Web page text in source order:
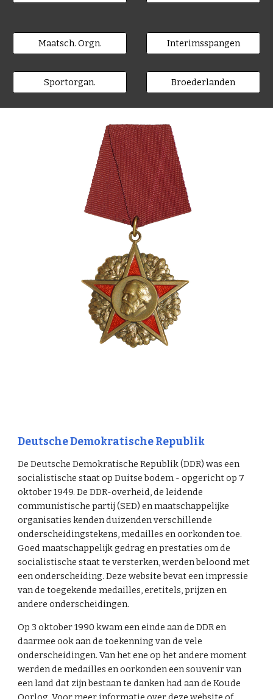
Maatsch. Orgn.
Sportorgan.
Interimsspangen
Broederlanden
Deutsche Demokratische Republik
De Deutsche Demokratische Republik (DDR) was een
socialistische staat op Duitse bodem - opgericht op 7
oktober 1949. De DDR-overheid, de leidende
communistische partij (SED) en maatschappelijke
organisaties kenden duizenden verschillende
onderscheidingstekens, medailles en oorkonden toe.
Goed maatschappelijk gedrag en prestaties om de
socialistische staat te versterken, werden beloond met
een onderscheiding. Deze website bevat een impressie
van de toegekende medailles, eretitels, prijzen en
andere onderscheidingen.
Op 3 oktober 1990 kwam een einde aan de DDR en
daarmee ook aan de toekenning van de vele
onderscheidingen. Van het ene op het andere moment
werden de medailles en oorkonden een souvenir van
een land dat zijn bestaan te danken had aan de Koude